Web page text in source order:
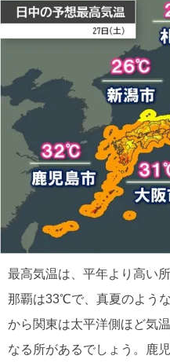
最高気温は、平年より高い
那覇は33℃で、真夏のよう
から関東は太平洋側ほど気
なる所があるでしょう。鹿